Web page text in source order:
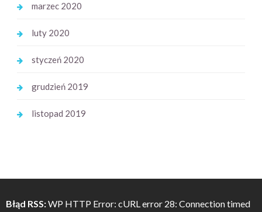
marzec 2020
luty 2020
styczeń 2020
grudzień 2019
listopad 2019
Błąd RSS:WP HTTP Error: cURL error 28: Connection timed